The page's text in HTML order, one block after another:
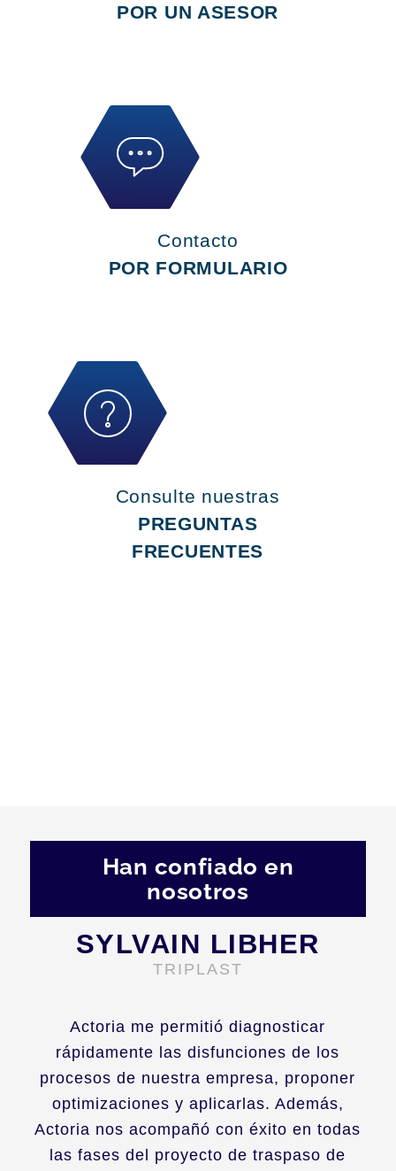
POR UN ASESOR
Contacto
POR FORMULARIO
Consulte nuestras
PREGUNTAS
FRECUENTES
Han confiado en
nosotros
Actoria me permitió diagnosticar
rápidamente las disfunciones de los
procesos de nuestra empresa, proponer
optimizaciones y aplicarlas. Además,
Actoria nos acompañó con éxito en todas
las fases del proyecto de traspaso de
SYLVAIN LIBHER
TRIPLAST